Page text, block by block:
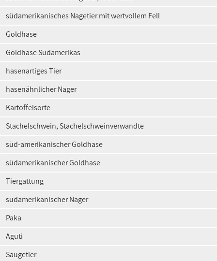
südamerikanisches Nagetier mit wertvollem Fell
Goldhase
Goldhase Südamerikas
hasenartiges Tier
hasenähnlicher Nager
Kartoffelsorte
Stachelschwein, Stachelschweinverwandte
süd-amerikanischer Goldhase
südamerikanischer Goldhase
Tiergattung
südamerikanischer Nager
Paka
Aguti
Säugetier